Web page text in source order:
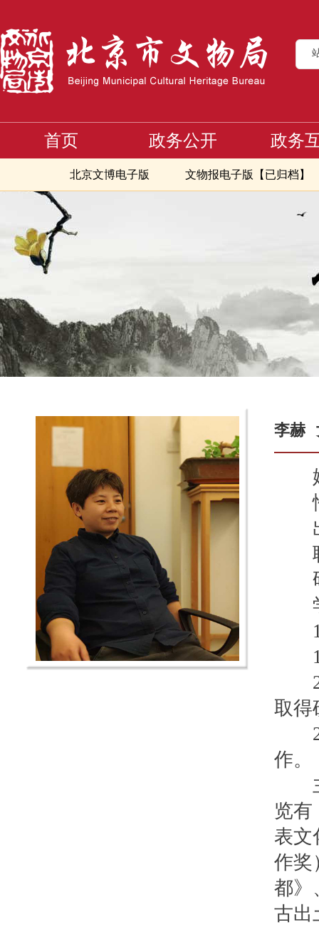
首页 政务公开 政务
北京文博电子版 文物报电子版【已归档】
李赫
姓
性
出
职
研
学
取得
作。
主
览
表文
作奖
都
古出